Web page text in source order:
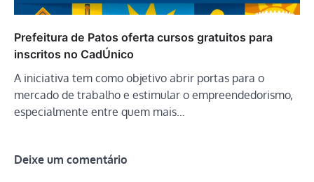
Prefeitura de Patos oferta cursos gratuitos para
inscritos no CadÚnico
A iniciativa tem como objetivo abrir portas para o
mercado de trabalho e estimular o empreendedorismo,
especialmente entre quem mais…
Deixe um comentário